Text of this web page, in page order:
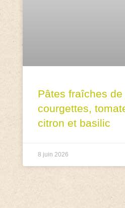
Pâtes fraîches
courgettes,
citron et basilic
8 juin 2026